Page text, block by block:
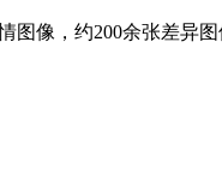
图像，约200余张差异